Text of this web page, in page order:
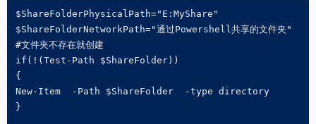
$ShareFolderPhysicalPath="E:MyShare"
$ShareFolderNetworkPath="通过Powershell共享的文件夹"
#文件夹不存在就创建
if(!(Test-Path $ShareFolder))
{
New-Item  -Path $ShareFolder  -type directory
}